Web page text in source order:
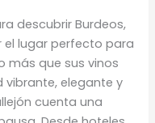
descubrir Burdeos,
el lugar perfecto para
más que sus vinos
vibrante, elegante y
cuenta una